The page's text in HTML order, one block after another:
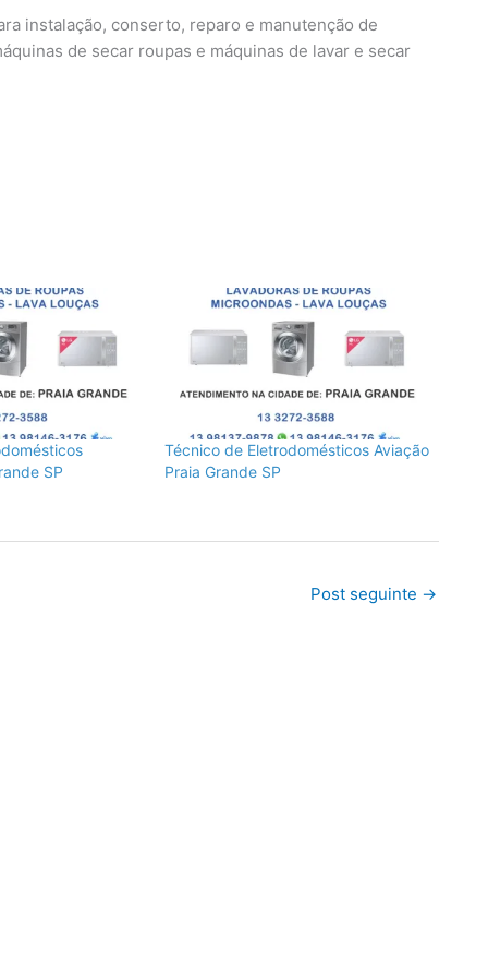
instalação, conserto, reparo e manutenção de
de secar roupas e máquinas de lavar e secar
SP
Técnico de Eletrodomésticos Aviação
Praia Grande SP
Post seguinte →